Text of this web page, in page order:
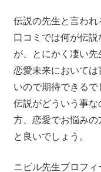
伝説の先生と言われ
口コミでは何が伝
が、とにかく凄い先
恋愛未来において
いので期待できるで
伝説がどういう事
方、恋愛でお悩みの
と良いでしょう。
ニビル先生プロフィ